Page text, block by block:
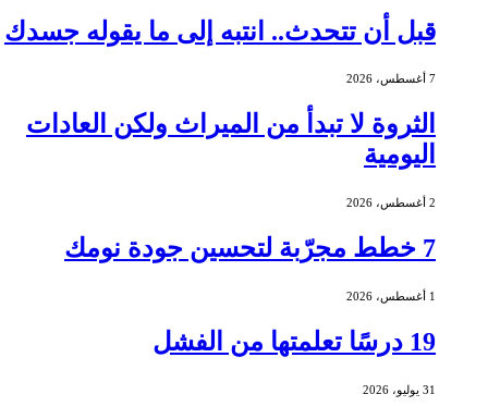
قبل أن تتحدث.. انتبه إلى ما يقوله جسدك
7 أغسطس، 2026
الثروة لا تبدأ من الميراث ولكن العادات
اليومية
2 أغسطس، 2026
7 خطط مجرّبة لتحسين جودة نومك
1 أغسطس، 2026
19 درسًا تعلمتها من الفشل
31 يوليو، 2026